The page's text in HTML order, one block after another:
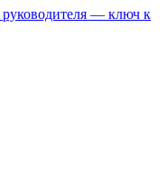
руководителя — ключ к